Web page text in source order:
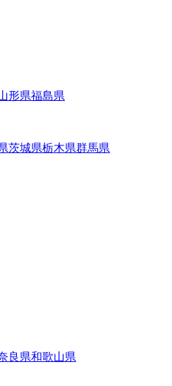
形県福島県
茨城県栃木県群馬県
良県和歌山県